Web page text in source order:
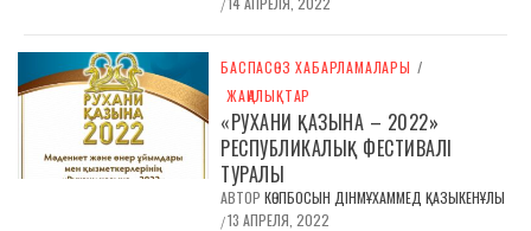
/
БАСПАСӨЗ ХАБАРЛАМАЛАРЫ /
ЖАҢАЛЫҚТАР
«РУХАНИ ҚАЗЫНА – 2022»
РЕСПУБЛИКАЛЫҚ ФЕСТИВАЛІ
ТУРАЛЫ
АВТОР КӨПБОСЫН ДІНМҰХАММЕД ҚАЗЫКЕНҰЛЫ
/13 АПРЕЛЯ, 2022